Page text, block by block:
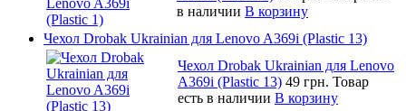
в наличии В корзину
Чехол Drobak Ukrainian для Lenovo A369i (Plastic 13)
Чехол Drobak Ukrainian для Lenovo
A369i (Plastic 13) 49 грн. Товар
есть в наличии В корзину